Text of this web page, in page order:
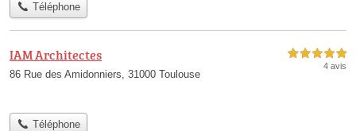
Téléphone
IAM Architectes
86 Rue des Amidonniers, 31000 Toulouse
5,0 étoiles sur 5
4 avis
Téléphone